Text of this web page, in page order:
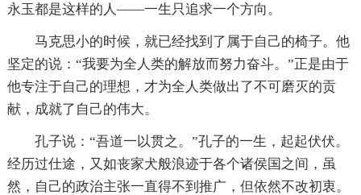
永玉都是这样的人——一生只追求一个方向。
马克思小的时候，就已经找到了属于自己的椅子。他
坚定的说：“我要为全人类的解放而努力奋斗。”正是由于
他专注于自己的理想，才为全人类做出了不可磨灭的贡
献，成就了自己的伟大。
孔子说：“吾道一以贯之。”孔子的一生，起起伏伏。
经历过仕途，又如丧家犬般浪迹于各个诸侯国之间，虽
然，自己的政治主张一直得不到推广，但依然不改初衷。